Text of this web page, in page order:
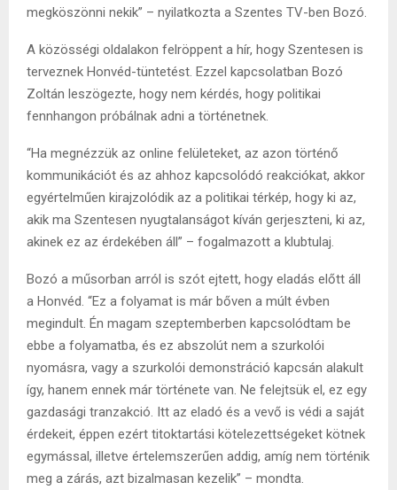
megköszönni nekik” – nyilatkozta a Szentes TV-ben Bozó.
A közösségi oldalakon felröppent a hír, hogy Szentesen is
terveznek Honvéd-tüntetést. Ezzel kapcsolatban Bozó
Zoltán leszögezte, hogy nem kérdés, hogy politikai
fennhangon próbálnak adni a történetnek.
“Ha megnézzük az online felületeket, az azon történő
kommunikációt és az ahhoz kapcsolódó reakciókat, akkor
egyértelműen kirajzolódik az a politikai térkép, hogy ki az,
akik ma Szentesen nyugtalanságot kíván gerjeszteni, ki az,
akinek ez az érdekében áll” – fogalmazott a klubtulaj.
Bozó a műsorban arról is szót ejtett, hogy eladás előtt áll
a Honvéd. “Ez a folyamat is már bőven a múlt évben
megindult. Én magam szeptemberben kapcsolódtam be
ebbe a folyamatba, és ez abszolút nem a szurkolói
nyomásra, vagy a szurkolói demonstráció kapcsán alakult
így, hanem ennek már története van. Ne felejtsük el, ez egy
gazdasági tranzakció. Itt az eladó és a vevő is védi a saját
érdekeit, éppen ezért titoktartási kötelezettségeket kötnek
egymással, illetve értelemszerűen addig, amíg nem történik
meg a zárás, azt bizalmasan kezelik” – mondta.